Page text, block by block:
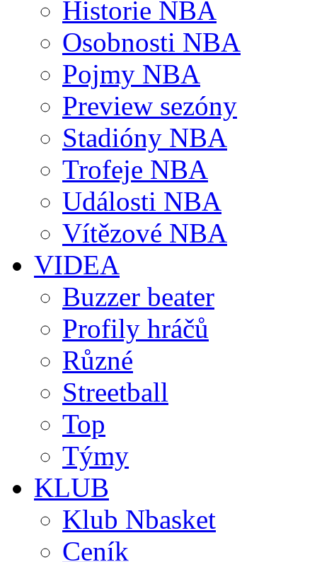
Historie NBA
Osobnosti NBA
Pojmy NBA
Preview sezóny
Stadióny NBA
Trofeje NBA
Události NBA
Vítězové NBA
VIDEA
Buzzer beater
Profily hráčů
Různé
Streetball
Top
Týmy
KLUB
Klub Nbasket
Ceník